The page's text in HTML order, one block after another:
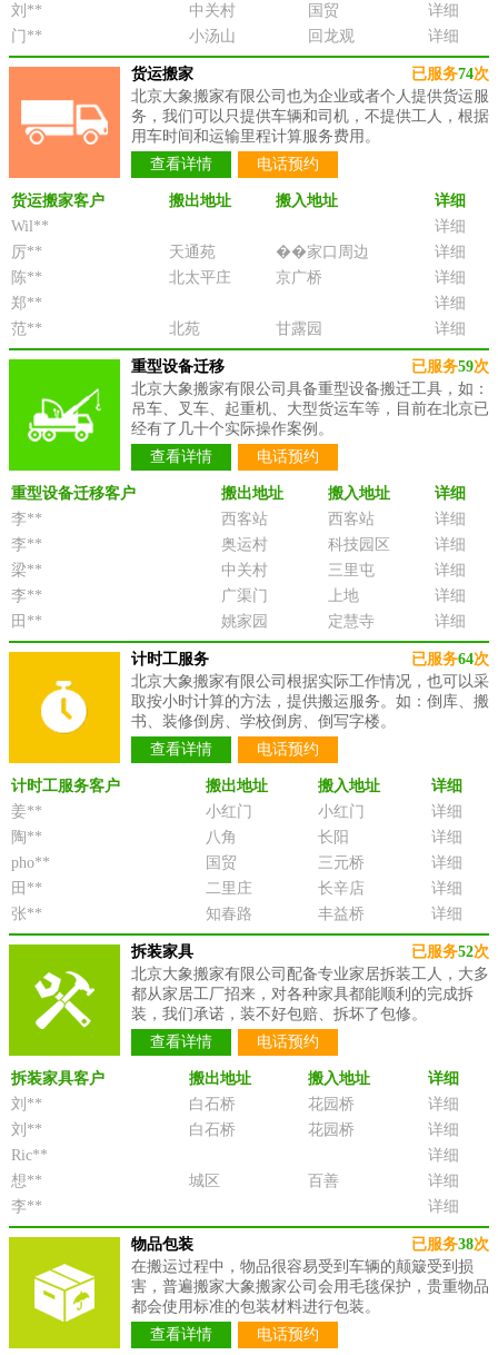
刘**
中关村 国贸
详细
门**
小汤山 回龙观 详细
已服务74次
货运搬家
北京大象搬家有限公司也为企业或者个人提供货运服
务，我们可以只提供车辆和司机，不提供工人，根据
用车时间和运输里程计算服务费用。
查看详情
电话预约
货运搬家客户 搬出地址 搬入地址
详细
Wil**
详细
厉**
天通苑 ��家口周边
详细
陈**
北太平庄 京广桥
详细
郑**
详细
范**
北苑 甘露园 详细
已服务59次
重型设备迁移
北京大象搬家有限公司具备重型设备搬迁工具，如：
吊车、叉车、起重机、大型货运车等，目前在北京已
经有了几十个实际操作案例。
查看详情
电话预约
重型设备迁移客户 搬出地址 搬入地址
详细
李**
西客站 西客站
详细
李**
奥运村 科技园区
详细
梁**
中关村 三里屯
详细
李**
广渠门 上地
详细
田**
姚家园 定慧寺 详细
已服务64次
计时工服务
北京大象搬家有限公司根据实际工作情况，也可以采
取按小时计算的方法，提供搬运服务。如：倒库、搬
书、装修倒房、学校倒房、倒写字楼。
查看详情
电话预约
计时工服务客户 搬出地址 搬入地址
详细
姜**
小红门 小红门
详细
陶**
八角 长阳
详细
pho**
国贸 三元桥
详细
田**
二里庄 长辛店
详细
张**
知春路 丰益桥 详细
已服务52次
拆装家具
北京大象搬家有限公司配备专业家居拆装工人，大多
都从家居工厂招来，对各种家具都能顺利的完成拆
装，我们承诺，装不好包赔、拆坏了包修。
查看详情
电话预约
拆装家具客户 搬出地址 搬入地址
详细
刘**
白石桥 花园桥
详细
刘**
白石桥 花园桥
详细
Ric**
详细
想**
城区 百善
详细
李**
详细
已服务38次
物品包装
在搬运过程中，物品很容易受到车辆的颠簸受到损
害，普遍搬家大象搬家公司会用毛毯保护，贵重物品
都会使用标准的包装材料进行包装。
查看详情
电话预约